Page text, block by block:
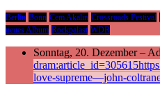
Berlin Bonn Cem Akalin Crossroads Festival
neues Album Rockpalast WDR
Sonntag, 20. Dezember –
love-supreme—john-